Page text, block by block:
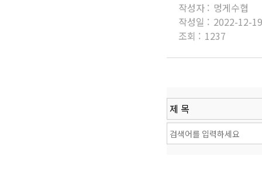
작성자 : 멍게수협
작성일 : 2022-12-19
조회 : 1237